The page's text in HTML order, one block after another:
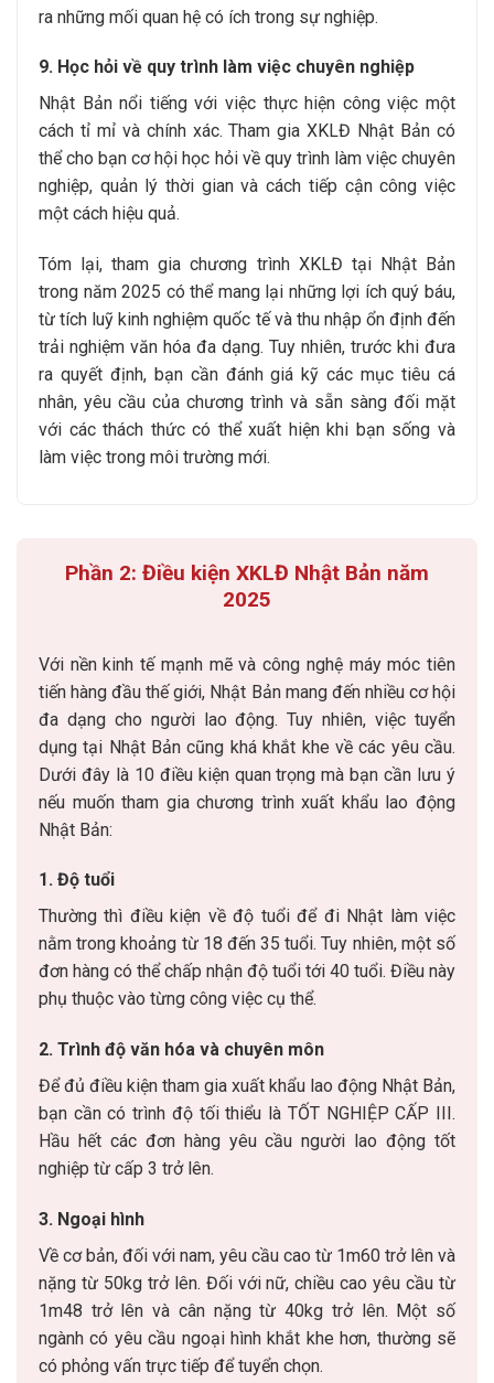
ra những mối quan hệ có ích trong sự nghiệp.
9. Học hỏi về quy trình làm việc chuyên nghiệp
Nhật Bản nổi tiếng với việc thực hiện công việc một
cách tỉ mỉ và chính xác. Tham gia XKLĐ Nhật Bản có
thể cho bạn cơ hội học hỏi về quy trình làm việc chuyên
nghiệp, quản lý thời gian và cách tiếp cận công việc
một cách hiệu quả.
Tóm lại, tham gia chương trình XKLĐ tại Nhật Bản
trong năm 2025 có thể mang lại những lợi ích quý báu,
từ tích luỹ kinh nghiệm quốc tế và thu nhập ổn định đến
trải nghiệm văn hóa đa dạng. Tuy nhiên, trước khi đưa
ra quyết định, bạn cần đánh giá kỹ các mục tiêu cá
nhân, yêu cầu của chương trình và sẵn sàng đối mặt
với các thách thức có thể xuất hiện khi bạn sống và
làm việc trong môi trường mới.
Phần 2: Điều kiện XKLĐ Nhật Bản năm
2025
Với nền kinh tế mạnh mẽ và công nghệ máy móc tiên
tiến hàng đầu thế giới, Nhật Bản mang đến nhiều cơ hội
đa dạng cho người lao động. Tuy nhiên, việc tuyển
dụng tại Nhật Bản cũng khá khắt khe về các yêu cầu.
Dưới đây là 10 điều kiện quan trọng mà bạn cần lưu ý
nếu muốn tham gia chương trình xuất khẩu lao động
Nhật Bản:
1. Độ tuổi
Thường thì điều kiện về độ tuổi để đi Nhật làm việc
nằm trong khoảng từ 18 đến 35 tuổi. Tuy nhiên, một số
đơn hàng có thể chấp nhận độ tuổi tới 40 tuổi. Điều này
phụ thuộc vào từng công việc cụ thể.
2. Trình độ văn hóa và chuyên môn
Để đủ điều kiện tham gia xuất khẩu lao động Nhật Bản,
bạn cần có trình độ tối thiểu là TỐT NGHIỆP CẤP III.
Hầu hết các đơn hàng yêu cầu người lao động tốt
nghiệp từ cấp 3 trở lên.
3. Ngoại hình
Về cơ bản, đối với nam, yêu cầu cao từ 1m60 trở lên và
nặng từ 50kg trở lên. Đối với nữ, chiều cao yêu cầu từ
1m48 trở lên và cân nặng từ 40kg trở lên. Một số
ngành có yêu cầu ngoại hình khắt khe hơn, thường sẽ
có phỏng vấn trực tiếp để tuyển chọn.